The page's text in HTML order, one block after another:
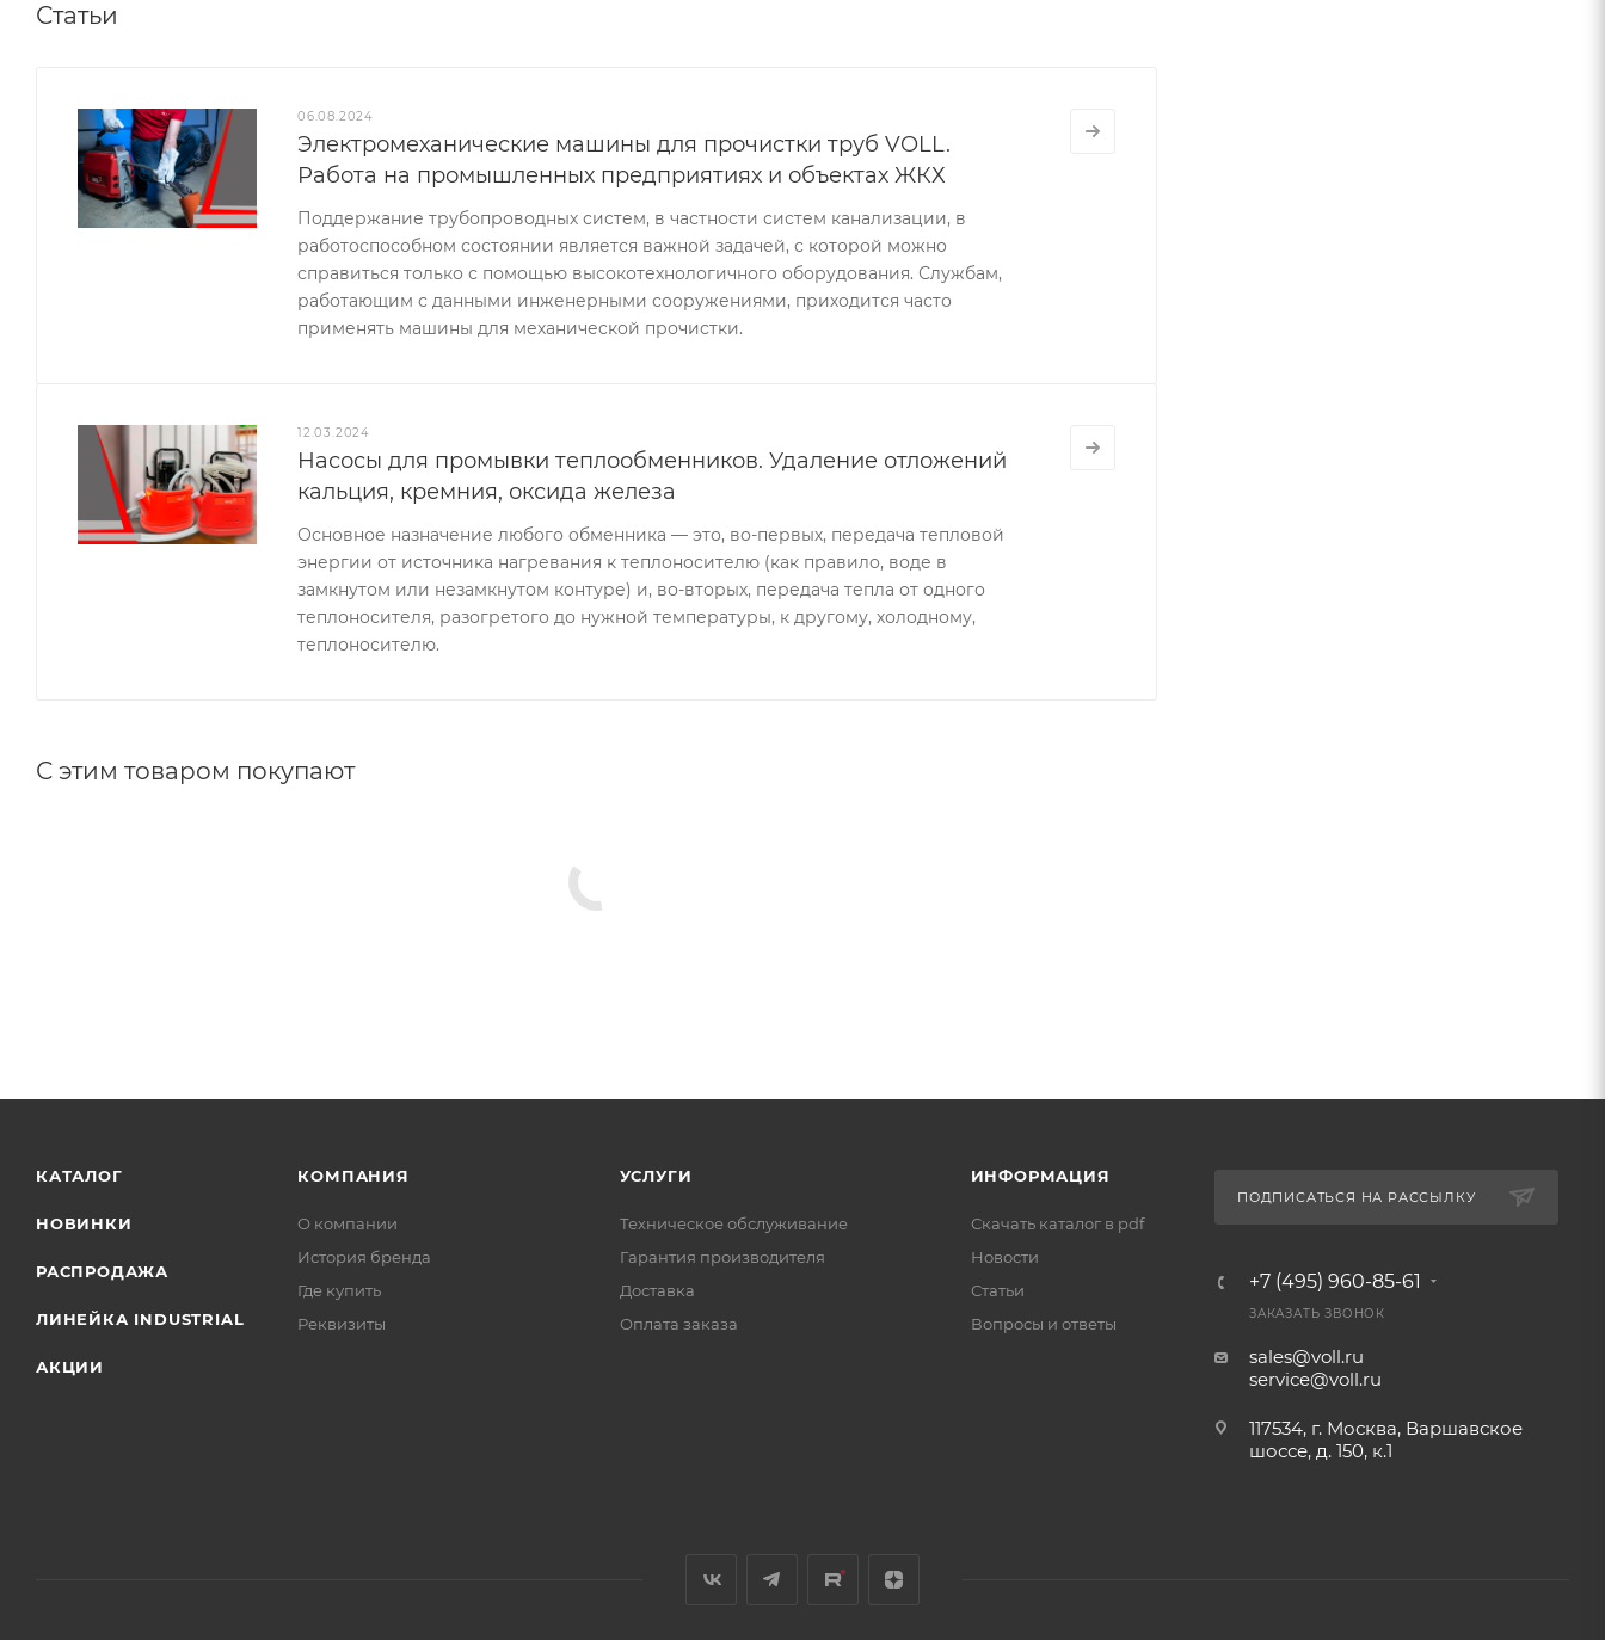
Статьи
06.08.2024
Электромеханические машины для прочистки труб VOLL.
Работа на промышленных предприятиях и объектах ЖКХ
Поддержание трубопроводных систем, в частности систем канализации, в
работоспособном состоянии является важной задачей, с которой можно
справиться только с помощью высокотехнологичного оборудования. Службам,
работающим с данными инженерными сооружениями, приходится часто
применять машины для механической прочистки.
12.03.2024
Насосы для промывки теплообменников. Удаление отложений
кальция, кремния, оксида железа
Основное назначение любого обменника — это, во-первых, передача тепловой
энергии от источника нагревания к теплоносителю (как правило, воде в
замкнутом или незамкнутом контуре) и, во-вторых, передача тепла от одного
теплоносителя, разогретого до нужной температуры, к другому, холодному,
теплоносителю.
С этим товаром покупают
КАТАЛОГ
НОВИНКИ
РАСПРОДАЖА
ЛИНЕЙКА INDUSTRIAL
АКЦИИ
КОМПАНИЯ
О компании
История бренда
Где купить
Реквизиты
УСЛУГИ
Техническое обслуживание
Гарантия производителя
Доставка
Оплата заказа
ИНФОРМАЦИЯ
Скачать каталог в pdf
Новости
Статьи
Вопросы и ответы
ПОДПИСАТЬСЯ НА РАССЫЛКУ
+7 (495) 960-85-61
ЗАКАЗАТЬ ЗВОНОК
sales@voll.ru
service@voll.ru
117534, г. Москва, Варшавское
шоссе, д. 150, к.1